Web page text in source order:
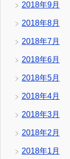
2018年9月
2018年8月
2018年7月
2018年6月
2018年5月
2018年4月
2018年3月
2018年2月
2018年1月